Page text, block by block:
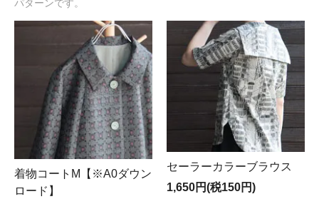
パターンです。
着物コートM【※A0ダウン
ロード】
セーラーカラーブラウス
1,650円(税150円)